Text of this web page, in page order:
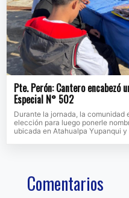
Pte. Perón: Cantero encabezó
Especial N° 502
Durante la jornada, la
elección para luego ponerle
ubicada en Atahualpa Yupanqui
Comentarios